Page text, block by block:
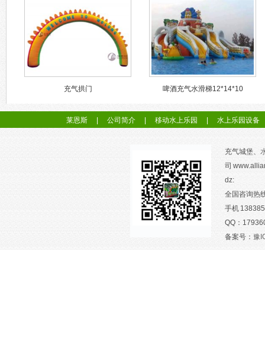
充气拱门 啤酒充气水滑梯12*14*10
莱恩斯 公司简介 移动水上乐园 水上乐园设备
充气城堡、
司
dz:
全国咨询热
手机
QQ：
备案号： 豫